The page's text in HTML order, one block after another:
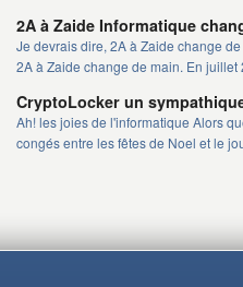
2A à Zaide Informatique
Je devrais dire, 2A à Zaide change
2A à Zaide change de main. En juillet
CryptoLocker un
Ah! les joies de l'informatique Alors
congés entre les fêtes de Noel et le